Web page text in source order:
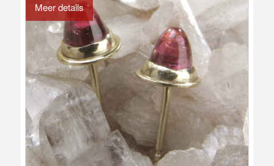
Meer details